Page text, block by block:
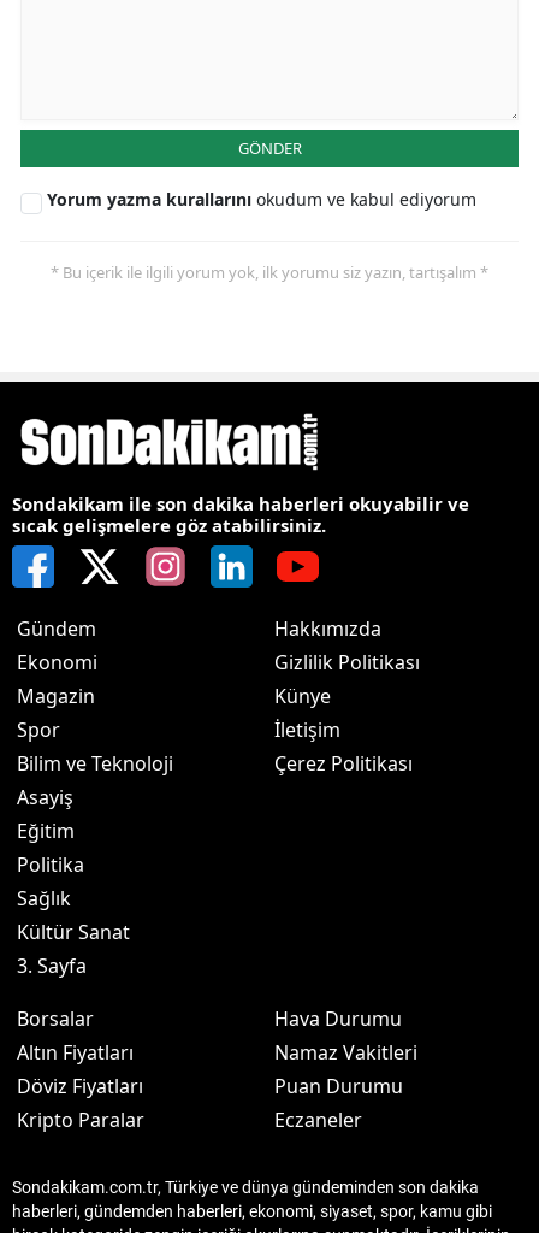
GÖNDER
Yorum yazma kurallarını okudum ve kabul ediyorum
* Bu içerik ile ilgili yorum yok, ilk yorumu siz yazın, tartışalım *
Sondakikam ile son dakika haberleri okuyabilir ve
sıcak gelişmelere göz atabilirsiniz.
Gündem
Ekonomi
Magazin
Spor
Bilim ve Teknoloji
Asayiş
Eğitim
Politika
Sağlık
Kültür Sanat
3. Sayfa
Hakkımızda
Gizlilik Politikası
Künye
İletişim
Çerez Politikası
Borsalar
Altın Fiyatları
Döviz Fiyatları
Kripto Paralar
Hava Durumu
Namaz Vakitleri
Puan Durumu
Eczaneler
Sondakikam.com.tr, Türkiye ve dünya gündeminden son dakika
haberleri, gündemden haberleri, ekonomi, siyaset, spor, kamu gibi